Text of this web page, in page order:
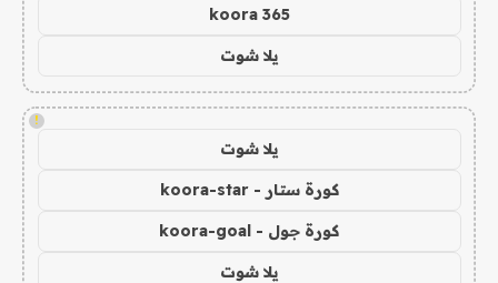
koora 365
يلا شوت
!
يلا شوت
كورة ستار - koora-star
كورة جول - koora-goal
يلا شوت